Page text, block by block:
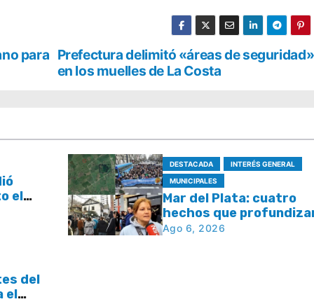
Prefectura delimitó «áreas de seguridad»
en los muelles de La Costa
para
el
plan
DESTACADA
INTERÉS GENERAL
MUNICIPALES
Mar del Plata: cuatro
hechos que
debate por la seguridad
Ago 6, 2026
del
el